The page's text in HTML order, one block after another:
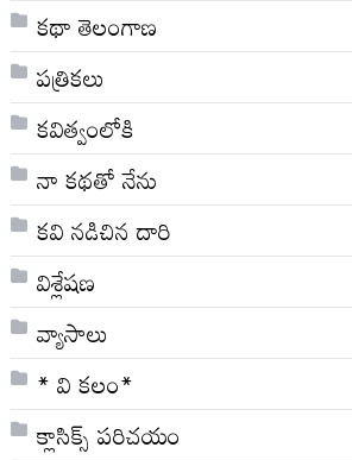
కథా తెలంగాణ
పత్రికలు
కవిత్వంలోకి
నా క‌థ‌తో నేను
కవి నడిచిన దారి
విశ్లేషణ
వ్యాసాలు
* వి క‌లం*
క్లాసిక్స్ ప‌రిచ‌యం